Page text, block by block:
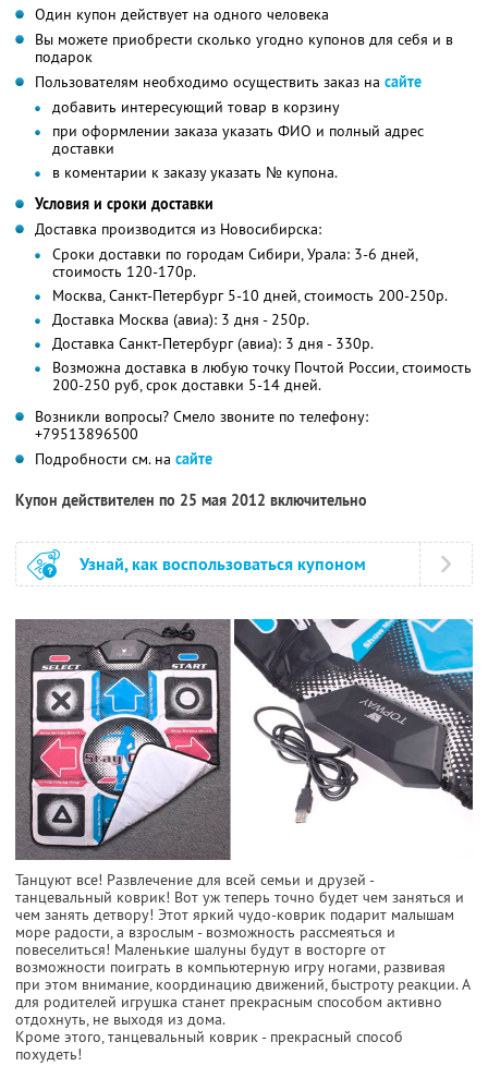
Один купон действует на одного человека
Вы можете приобрести сколько угодно купонов для себя и в
подарок
Пользователям необходимо осуществить заказ на сайте
добавить интересующий товар в корзину
при оформлении заказа указать ФИО и полный адрес
доставки
в коментарии к заказу указать № купона.
Условия и сроки доставки
Доставка производится из Новосибирска:
Сроки доставки по городам Сибири, Урала: 3-6 дней,
стоимость 120-170р.
Москва, Санкт-Петербург 5-10 дней, стоимость 200-250р.
Доставка Москва (авиа): 3 дня - 250р.
Доставка Санкт-Петербург (авиа): 3 дня - 330р.
Возможна доставка в любую точку Почтой России, стоимость
200-250 руб, срок доставки 5-14 дней.
Возникли вопросы? Смело звоните по телефону:
+79513896500
Подробности см. на сайте
Купон действителен по 25 мая 2012 включительно
Узнай, как воспользоваться купоном
Танцуют все! Развлечение для всей семьи и друзей -
танцевальный коврик! Вот уж теперь точно будет чем заняться и
чем занять детвору! Этот яркий чудо-коврик подарит малышам
море радости, а взрослым - возможность рассмеяться и
повеселиться! Маленькие шалуны будут в восторге от
возможности поиграть в компьютерную игру ногами, развивая
при этом внимание, координацию движений, быстроту реакции. А
для родителей игрушка станет прекрасным способом активно
отдохнуть, не выходя из дома.
Кроме этого, танцевальный коврик - прекрасный способ
похудеть!